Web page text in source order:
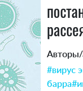
#вирус
барра